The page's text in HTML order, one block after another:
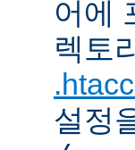
어에
렉토
설정